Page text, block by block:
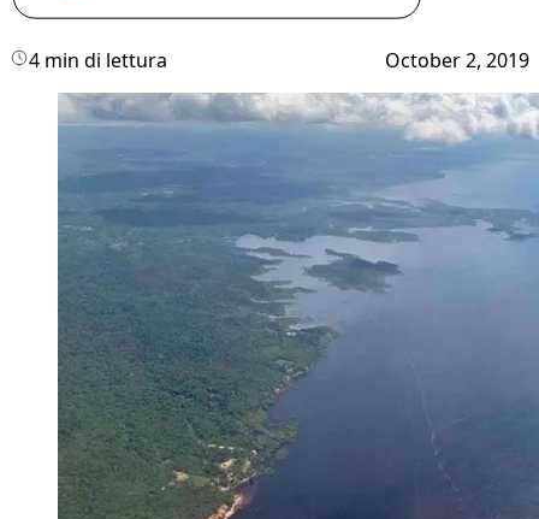
4 min di lettura October 2, 2019